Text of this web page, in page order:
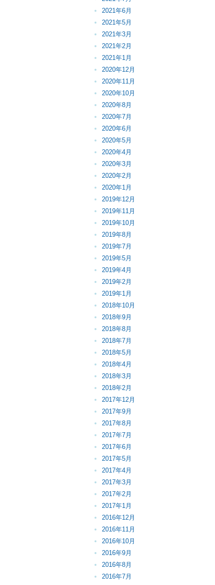
2021年6月
2021年5月
2021年3月
2021年2月
2021年1月
2020年12月
2020年11月
2020年10月
2020年8月
2020年7月
2020年6月
2020年5月
2020年4月
2020年3月
2020年2月
2020年1月
2019年12月
2019年11月
2019年10月
2019年8月
2019年7月
2019年5月
2019年4月
2019年2月
2019年1月
2018年10月
2018年9月
2018年8月
2018年7月
2018年5月
2018年4月
2018年3月
2018年2月
2017年12月
2017年9月
2017年8月
2017年7月
2017年6月
2017年5月
2017年4月
2017年3月
2017年2月
2017年1月
2016年12月
2016年11月
2016年10月
2016年9月
2016年8月
2016年7月